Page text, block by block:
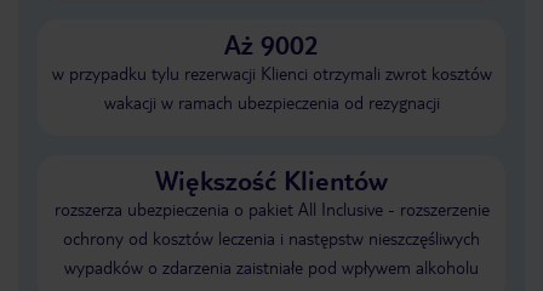
Aż 9002
w przypadku tylu rezerwacji Klienci otrzymali zwrot kosztów
wakacji w ramach ubezpieczenia od rezygnacji
Większość Klientów
rozszerza ubezpieczenia o pakiet All Inclusive - rozszerzenie
ochrony od kosztów leczenia i następstw nieszczęśliwych
wypadków o zdarzenia zaistniałe pod wpływem alkoholu